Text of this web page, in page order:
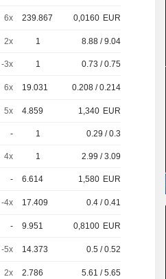
6x 239.867 0,0160 EUR
2x 1 8.88 / 9.04
-3x 1 0.73 / 0.75
6x 19.031 0.208 / 0.214
5x 4.859 1,340 EUR
- 1 0.29 / 0.3
4x 1 2.99 / 3.09
- 6.614 1,580 EUR
-4x 17.409 0.4 / 0.41
- 9.951 0,8100 EUR
-5x 14.373 0.5 / 0.52
2x 2.786 5.61 / 5.65